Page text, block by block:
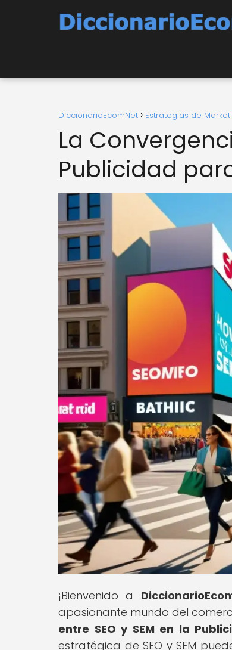
DiccionarioEcomNet Estrategias de
La
Publicidad
¡Bienvenido a
apasionante mundo del
entre SEO y SEM en la
estratégica de SEO y SEM